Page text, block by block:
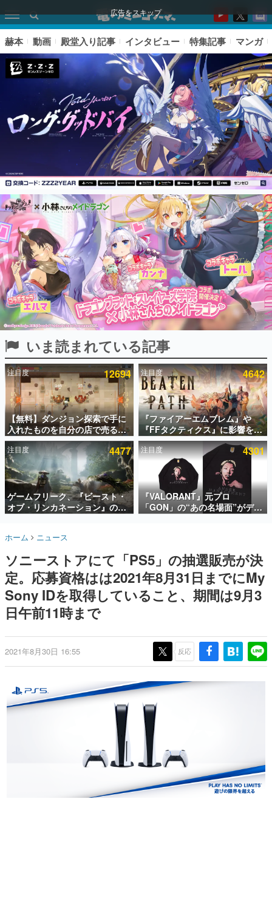
広告をスキップ
ピックアップ
電ファミのいま読まれている記事ランキング
アプリセール情報
インタビュー
連載・特集一覧
殿堂入り記事
SNS拡散数が数千以上！ ページビュー数万以上！ などな
ど。多くの人々に読まれた、電ファミ渾身の“殿堂入り”記
事をまとめました。
ゲームの企画書
名作ゲームクリエイターの方々に製作時のエピソードをお
聞きし、ヒットする企画（ゲーム）とは何か？を探ってい
きます。
赫本
この物語を解いてはいけない。『赫本』は、〈試験問題〉
の形をした短編ホラー小説集です。
新世代に訊く
これからのデジタルゲーム市場を担う若きクリエイター達
の姿を追い、彼らのルーツと情熱を探っていきます。
ゲームに多大な影響を受けた作家さんに取材し、ゲームが
日本のコンテンツ産業やカルチャーに与えた影響を探る企
画です。
日本モバイルゲーム産業史
日本のモバイルゲーム史における主要なトピック・タイト
ルを網羅するほか、開発者へのインタビューや識者による
解説を掲載。約20年の歴史が一望できる決定版！
『うつヌケ』『ペンと箸』等で知られるマンガ家・田中圭
一先生によるゲーム業界レポートマンガです。
なんでゲームは面白い？
ゲーム開発者・hamatsu氏がゲームの魅力を画面や操作の
具体的な形から解き明かしていく、硬派で骨太な評論連載
ゲームが変えた日本語
「経験値」「裏技」「ラスボス」… ゲームにまつわる言葉
の起源や用法の変遷を、コンピューター文化史研究家・タ
イニーP氏が徹底調査。
赫本 動画 殿堂入り記事 インタビュー 特集記事 マンガ
いま読まれている記事
注目度 12694
【無料】ダンジョン探索で手に
入れたものを自分の店で売るゲ
ーム『Moonlighter』がSteam
にて無料配布中！続編
『Moonlighter 2』の9月2日正
式リリースを記念したキャンペ
ーン
注目度 4642
『ファイアーエムブレム』や
『FFタクティクス』に影響を受
けた新作戦略RPG『Beaten
Path』2027年に発売へ。
PC（Steam）、PS5、Xbox、
Switch向けにリリース予定
注目度 4477
ゲームフリーク、『ビースト・
オブ・リンカネーション』の継
続的なアプデ方針を表明。ユー
めて対応へ。修正パッチは約1週
注目度 4301
『VALORANT』元プロ
「GON」の“あの名場面”がデザ
インされた新作グッズが本日8月
に発売したグッズの再販も
ホーム ニュース
ソニーストアにて「PS5」の抽選販売が決
定。応募資格はは2021年8月31日までにMy
Sony IDを取得していること、期間は9月3
日午前11時まで
2021年8月30日 16:55 反応